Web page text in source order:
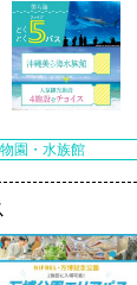
園・水族館